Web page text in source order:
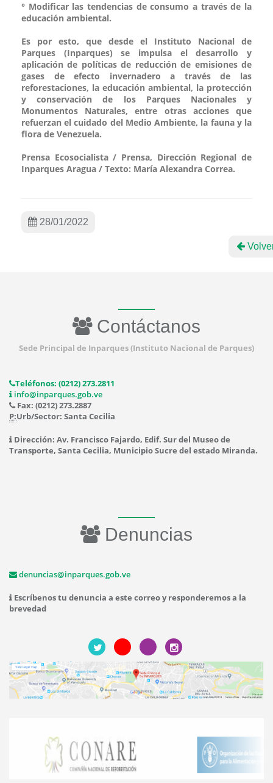
° Modificar las tendencias de consumo a través de la
educación ambiental.
Es por esto, que desde el Instituto Nacional de
Parques (Inparques) se impulsa el desarrollo y
aplicación de políticas de reducción de emisiones de
gases de efecto invernadero a través de las
reforestaciones, la educación ambiental, la protección
y conservación de los Parques Nacionales y
Monumentos Naturales, entre otras acciones que
refuerzan el cuidado del Medio Ambiente, la fauna y la
flora de Venezuela.
Prensa Ecosocialista / Prensa, Dirección Regional de
Inparques Aragua / Texto: María Alexandra Correa.
28/01/2022
Contáctanos
Sede Principal de Inparques (Instituto Nacional de Parques)
Teléfonos: (0212) 273.2811
info@inparques.gob.ve
Fax: (0212) 273.2887
P:Urb/Sector: Santa Cecilia
Dirección: Av. Francisco Fajardo, Edif. Sur del Museo de
Transporte, Santa Cecilia, Municipio Sucre del estado Miranda.
Denuncias
denuncias@inparques.gob.ve
Escríbenos tu denuncia a este correo y responderemos a la
brevedad